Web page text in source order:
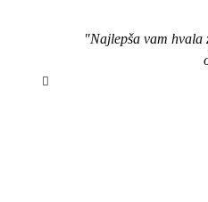
"Najlepša vam hvala